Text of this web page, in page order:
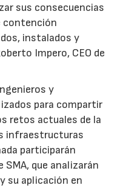
sus consecuencias
contención
instalados y
Impero, CEO de
y
para compartir
retos actuales de la
infraestructuras
participarán
que analizarán
su aplicación en